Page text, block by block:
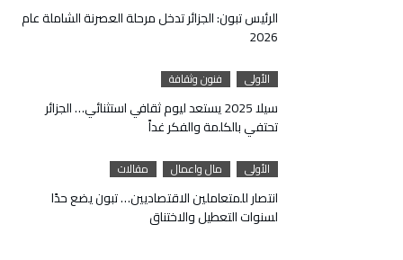
الرئيس تبون: الجزائر تدخل مرحلة العصرنة الشاملة عام
2026
الأولى فنون وثقافة
سيلا 2025 يستعد ليوم ثقافي استثنائي… الجزائر
تحتفي بالكلمة والفكر غداً
الأولى مال واعمال مقالات
انتصار للمتعاملين الاقتصاديين… تبون يضع حدًا
لسنوات التعطيل والاختناق